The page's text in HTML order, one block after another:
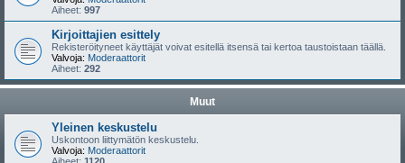
Aiheet: 997
Kirjoittajien esittely
Rekisteröityneet käyttäjät voivat esitellä itsensä tai kertoa taustoistaan täällä.
Valvoja: Moderaattorit
Aiheet: 292
Muut
Yleinen keskustelu
Uskontoon liittymätön keskustelu.
Valvoja: Moderaattorit